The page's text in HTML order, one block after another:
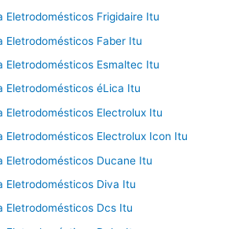
Eletrodomésticos Frigidaire Itu
Eletrodomésticos Faber Itu
Eletrodomésticos Esmaltec Itu
Eletrodomésticos éLica Itu
Eletrodomésticos Electrolux Itu
Eletrodomésticos Electrolux Icon Itu
Eletrodomésticos Ducane Itu
Eletrodomésticos Diva Itu
Eletrodomésticos Dcs Itu